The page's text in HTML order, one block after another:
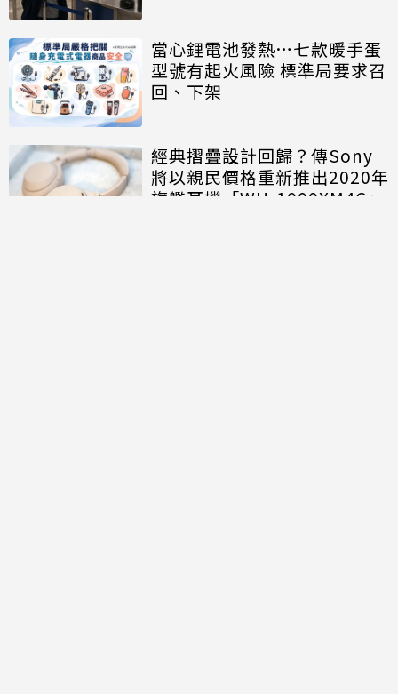
當心鋰電池發熱…七款暖手蛋
型號有起火風險 標準局要求召
回、下架
經典摺疊設計回歸？傳Sony
將以親民價格重新推出2020年
旗艦耳機「WH-1000XM4C」